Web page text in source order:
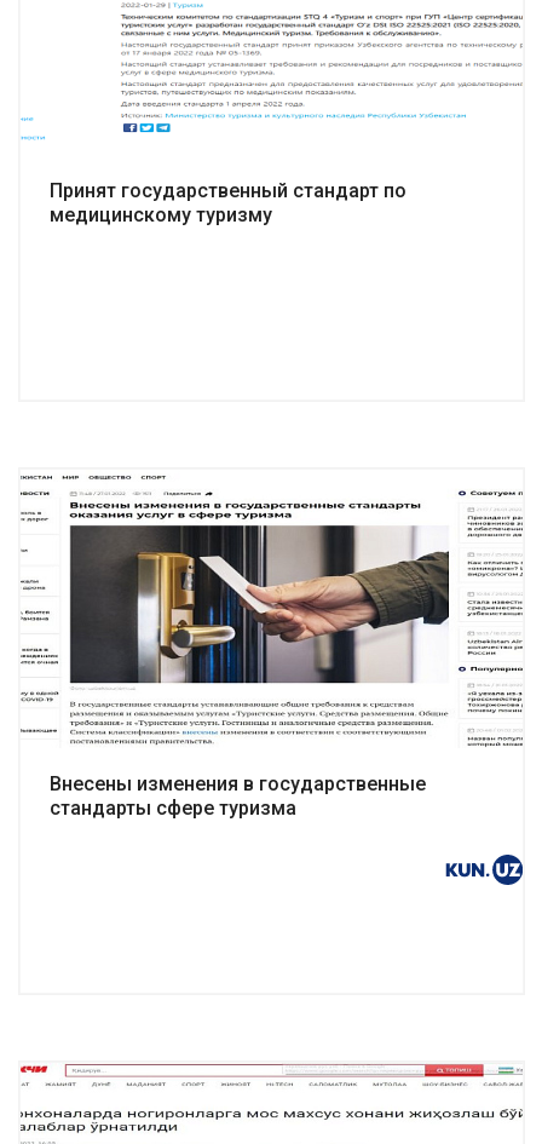
Подробнее
Принят государственный стандарт по
медицинскому туризму
Подробнее
Внесены изменения в государственные
стандарты сфере туризма